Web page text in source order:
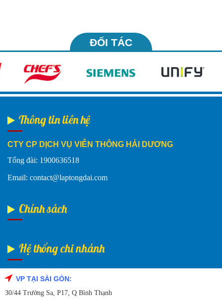
ĐỐI TÁC
Thông tin liên hệ
CTY CP DỊCH VỤ VIỄN THÔNG HẢI DƯƠNG
Tổng đài: 1900636518
Email: contact@laptongdai.com
Chính sách
Hệ thống chi nhánh
VP TẠI SÀI GÒN:
30/44 Trường Sa, P17, Q Bình Thạnh
Fanpage Facebook